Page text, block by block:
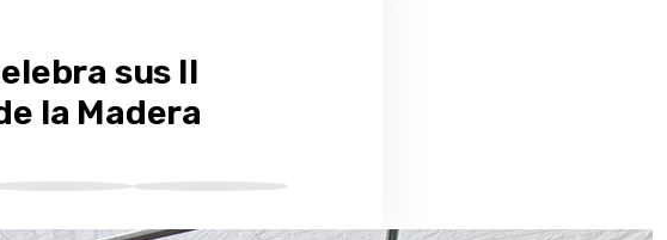
sus II
la Madera